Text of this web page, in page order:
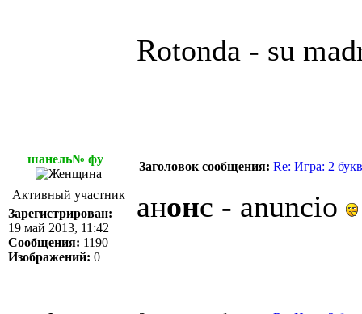
Rotonda - su
шанель№ фу
Заголовок сообщения: Re: Игра: 2
Активный участник
Зарегистрирован:
19 май 2013, 11:42
Сообщения: 1190
Изображений: 0
анонс - anuncio